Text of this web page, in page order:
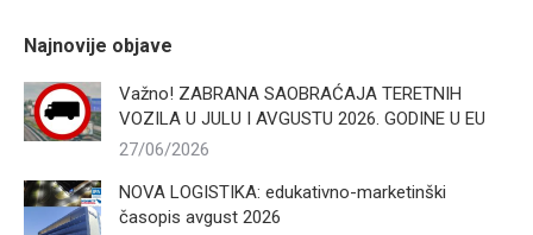
Najnovije objave
Važno! ZABRANA SAOBRAĆAJA TERETNIH
VOZILA U JULU I AVGUSTU 2026. GODINE U EU
27/06/2026
NOVA LOGISTIKA: edukativno-marketinški
časopis avgust 2026